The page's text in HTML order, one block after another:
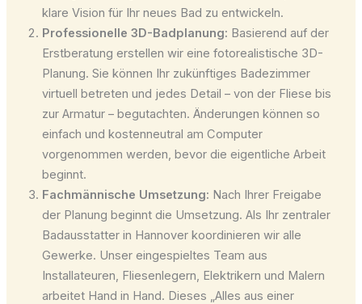
klare Vision für Ihr neues Bad zu entwickeln.
Professionelle 3D-Badplanung: Basierend auf der
Erstberatung erstellen wir eine fotorealistische 3D-
Planung. Sie können Ihr zukünftiges Badezimmer
virtuell betreten und jedes Detail – von der Fliese bis
zur Armatur – begutachten. Änderungen können so
einfach und kostenneutral am Computer
vorgenommen werden, bevor die eigentliche Arbeit
beginnt.
Fachmännische Umsetzung: Nach Ihrer Freigabe
der Planung beginnt die Umsetzung. Als Ihr zentraler
Badausstatter in Hannover koordinieren wir alle
Gewerke. Unser eingespieltes Team aus
Installateuren, Fliesenlegern, Elektrikern und Malern
arbeitet Hand in Hand. Dieses „Alles aus einer